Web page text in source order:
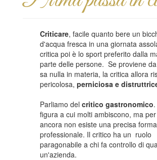
GUSTO ITALIANO (
Criticare, facile quanto bere un
d'acqua fresca in una giornata
critica poi è lo sport preferito dalla
parte delle persone. Se proviene
sa nulla in materia, la critica allora
pericolosa,perniciosa e
Parliamo delcritico gastronomico
figura a cui molti ambiscono, ma
ancora non esiste una precisa
professionale. Il critico ha un ruolo
paragonabile a chi fa controllo di
un'azienda.